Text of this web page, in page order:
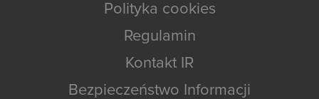
Polityka cookies
Regulamin
Kontakt IR
Bezpieczeństwo Informacji